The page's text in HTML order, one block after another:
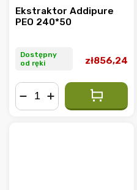
Ekstraktor Addipure
PEO 240*50
Dostępny
od ręki
zł856,24